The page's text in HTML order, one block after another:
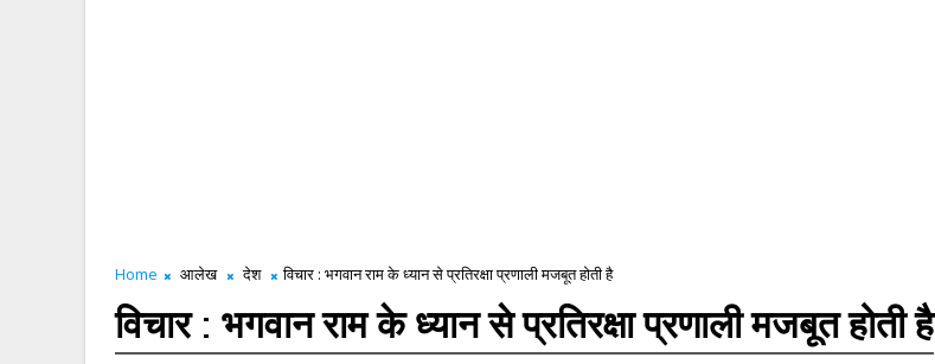
Home आलेख देश विचार : भगवान राम के ध्यान से प्रतिरक्षा प्रणाली मजबूत होती है
विचार : भगवान राम के ध्यान से प्रतिरक्षा प्रणाली मजबूत होती है